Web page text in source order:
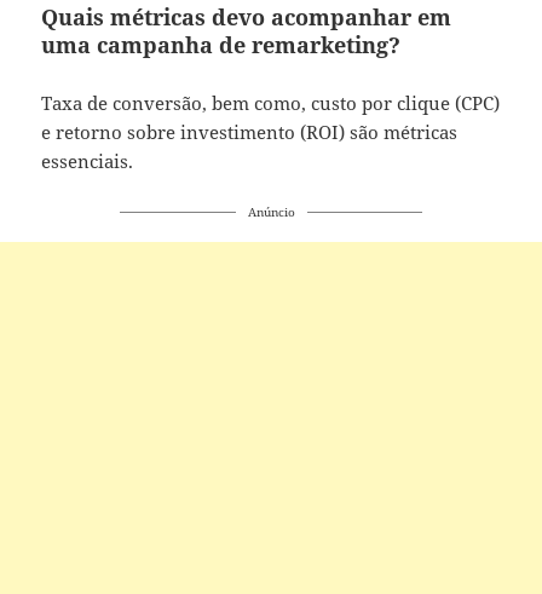
Quais métricas devo acompanhar em
uma campanha de remarketing?
Taxa de conversão, bem como, custo por clique (CPC)
e retorno sobre investimento (ROI) são métricas
essenciais.
Anúncio